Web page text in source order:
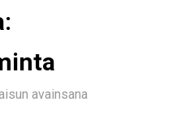
avainsana